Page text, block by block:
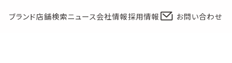
ブランド店舗検索ニュース会社情報採用情報 お問い合わせ